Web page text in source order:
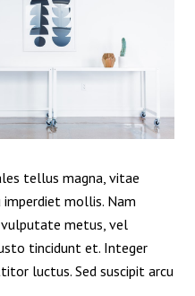
tellus magna, vitae
imperdiet mollis. Nam
metus, vel
tincidunt et. Integer
luctus. Sed suscipit arcu